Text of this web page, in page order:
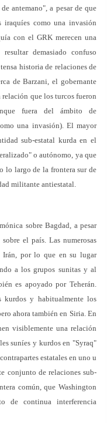
antemano", a pesar de que
iraquíes como una invasión
con el GRK merecen una
demasiado confuso
historia de relaciones de
de Barzani, el gobernante
que los turcos fueron
fuera del ámbito de
una invasión). El mayor
sub-estatal kurda en el
o autónomo, ya que
lo largo de la frontera sur de
militante antiestatal.
sobre Bagdad, a pesar
el país. Las numerosas
Irán, por lo que en su lugar
a los grupos sunitas y al
es apoyado por Teherán.
kurdos y habitualmente los
ahora también en Siria. En
visiblemente una relación
suníes y kurdos en "Syraq"
estatales en uno u
conjunto de relaciones sub-
común, que Washington
de continua interferencia